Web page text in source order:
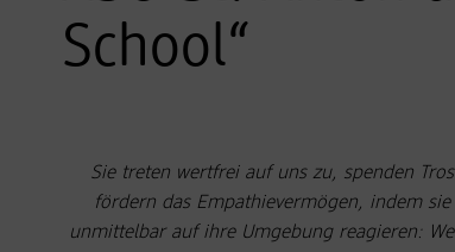
School“
Sie treten wertfrei auf uns zu, spenden
fördern das Empathievermögen, indem
unmittelbar auf ihre Umgebung reagieren: